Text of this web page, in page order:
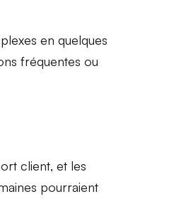
en quelques
fréquentes ou
client, et les
pourraient